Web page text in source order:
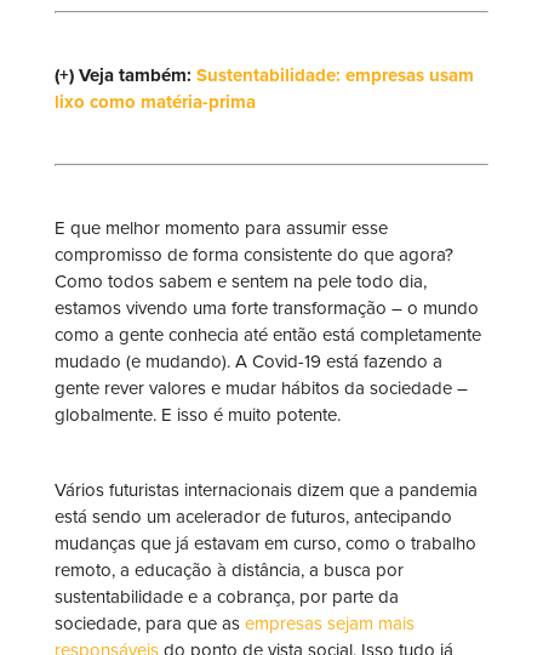
(+) Veja também: Sustentabilidade: empresas usam
lixo como matéria-prima
E que melhor momento para assumir esse
compromisso de forma consistente do que agora?
Como todos sabem e sentem na pele todo dia,
estamos vivendo uma forte transformação – o mundo
como a gente conhecia até então está completamente
mudado (e mudando). A Covid-19 está fazendo a
gente rever valores e mudar hábitos da sociedade –
globalmente. E isso é muito potente.
Vários futuristas internacionais dizem que a pandemia
está sendo um acelerador de futuros, antecipando
mudanças que já estavam em curso, como o trabalho
remoto, a educação à distância, a busca por
sustentabilidade e a cobrança, por parte da
sociedade, para que as empresas sejam mais
responsáveisdo ponto de vista social. Isso tudo já